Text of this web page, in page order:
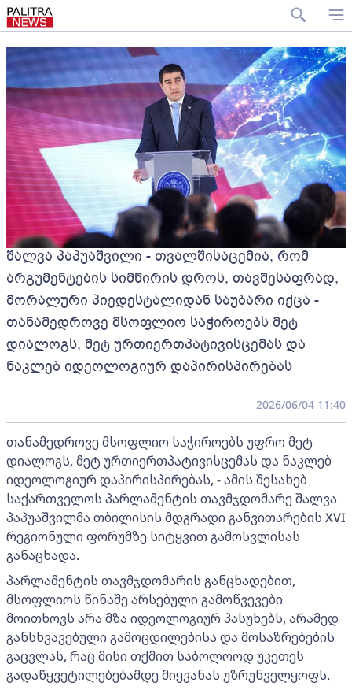
შალვა პაპუაშვილი - თვალშისაცემია, რომ
არგუმენტების სიმწირის დროს, თავშესაფრად,
მორალური პიედესტალიდან საუბარი იქცა -
თანამედროვე მსოფლიო საჭიროებს მეტ
დიალოგს, მეტ ურთიერთპატივისცემას და
ნაკლებ იდეოლოგიურ დაპირისპირებას
2026/06/04 11:40
თანამედროვე მსოფლიო საჭიროებს უფრო მეტ
დიალოგს, მეტ ურთიერთპატივისცემას და ნაკლებ
იდეოლოგიურ დაპირისპირებას, - ამის შესახებ
საქართველოს პარლამენტის თავმჯდომარე შალვა
პაპუაშვილმა თბილისის მდგრადი განვითარების XVI
რეგიონული ფორუმზე სიტყვით გამოსვლისას
განაცხადა.
პარლამენტის თავმჯდომარის განცხადებით,
მსოფლიოს წინაშე არსებული გამოწვევები
მოითხოვს არა მზა იდეოლოგიურ პასუხებს, არამედ
განსხვავებული გამოცდილებისა და მოსაზრებების
გაცვლას, რაც მისი თქმით საბოლოოდ უკეთეს
გადაწყვეტილებებამდე მიყვანას უზრუნველყოფს.